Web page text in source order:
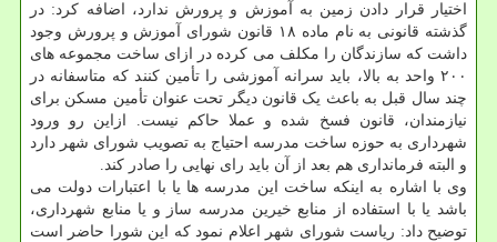
اختیار قرار دادن زمین به آموزش و پرورش ندارد، اضافه کرد: در
گذشته قانونی به نام ماده ۱۸ قانون شورای آموزش و پرورش وجود
داشت که سازندگان را مکلف می کرده در ازای ساخت مجموعه های
۲۰۰ واحد به بالا، باید سرانه آموزشی را تأمین کنند که متاسفانه در
چند سال قبل به باعث یک قانون دیگر تحت عنوان تأمین مسکن برای
نیازمندان، قانون فسخ شده و عملا حاکم نیست. ازاین رو ورود
شهرداری به حوزه ساخت مدرسه احتیاج به تصویب شورای شهر دارد
و البته فرمانداری هم بعد از آن باید رای نهایی را صادر کند.
وی با اشاره به اینکه ساخت این مدرسه ها یا با اعتبارات دولت می
باشد یا با استفاده از منابع خیرین مدرسه ساز و یا منابع شهرداری،
توضیح داد: ریاست شورای شهر اعلام نمود که این شورا حاضر است